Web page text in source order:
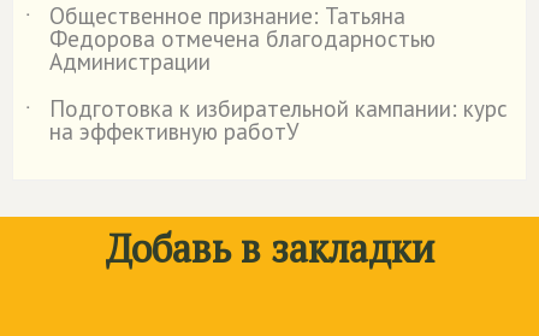
˙
Общественное признание: Татьяна
Федорова отмечена благодарностью
Администрации
˙
Подготовка к избирательной кампании: курс
на эффективную работУ
Добавь в закладки